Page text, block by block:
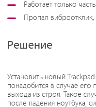
Работает только
Пропал виброотклик,
Решение
Установить новый
понадобится в случае
выхода из строя. Такое
после падения ноутбука,